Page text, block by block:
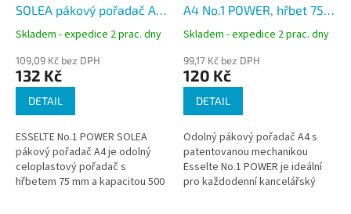
SOLEA pákový pořadač A4,
75 mm, PP
Skladem - expedice 2 prac. dny
109,09 Kč bez DPH
132 Kč
DETAIL
ESSELTE No.1 POWER SOLEA
pákový pořadač A4 je odolný
celoplastový pořadač s
hřbetem 75 mm a kapacitou 500
A4 No.1 POWER, hřbet 75
mm
Skladem - expedice 2 prac. dny
99,17 Kč bez DPH
120 Kč
DETAIL
Odolný pákový pořadač A4 s
patentovanou mechanikou
Esselte No.1 POWER je ideální
pro každodenní kancelářský